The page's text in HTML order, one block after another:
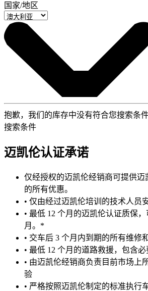
国家/地区
抱歉，我们的库存中没有符合您搜索条
搜索条件
迈凯伦认证承诺
仅经授权的迈凯伦经销商可提供迈
的所有优惠。
• 仅由经过迈凯伦培训的技术人员
• 最低 12 个月的迈凯伦认证质保
月。*
• 交车后 3 个月内到期的所有维修
• 最低 12 个月的道路救援，包含
• 由迈凯伦经销商负责目前市场上
验
• 严格按照迈凯伦制定的标准执行